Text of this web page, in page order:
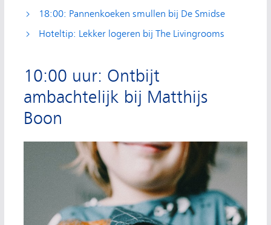
18:00: Pannenkoeken smullen bij De Smidse
Hoteltip: Lekker logeren bij The Livingrooms
10:00 uur: Ontbijt
ambachtelijk bij Matthijs
Boon